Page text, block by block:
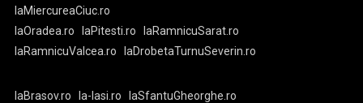
laMiercureaCiuc.ro
laOradea.ro
laPitesti.ro
laRamnicuSarat.ro
laRamnicuValcea.ro
laDrobetaTurnuSeverin.ro
laBrasov.ro la-Iasi.ro
laSfantuGheorghe.ro